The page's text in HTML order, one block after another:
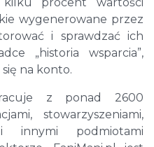
wygenerowane przez
i sprawdzać ich
„historia wsparcia”,
na konto.
z ponad 2600
stowarzyszeniami,
i innymi podmiotami